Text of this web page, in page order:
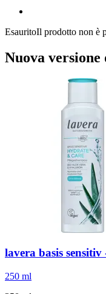
EsauritoIl prodotto non è
Nuova
lavera basis
250 ml